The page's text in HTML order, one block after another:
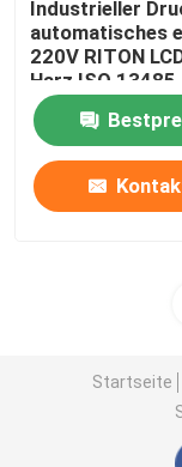
Industrieller
automatisches
220V RITON
Harz ISO 13485
Startseite